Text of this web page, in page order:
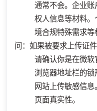
通常不会。企业
权人信息等材料
境合规特殊需求等
问：如果被要求上传证
请确认你是在微软
浏览器地址栏的
网站上传敏感信
页面真实性。